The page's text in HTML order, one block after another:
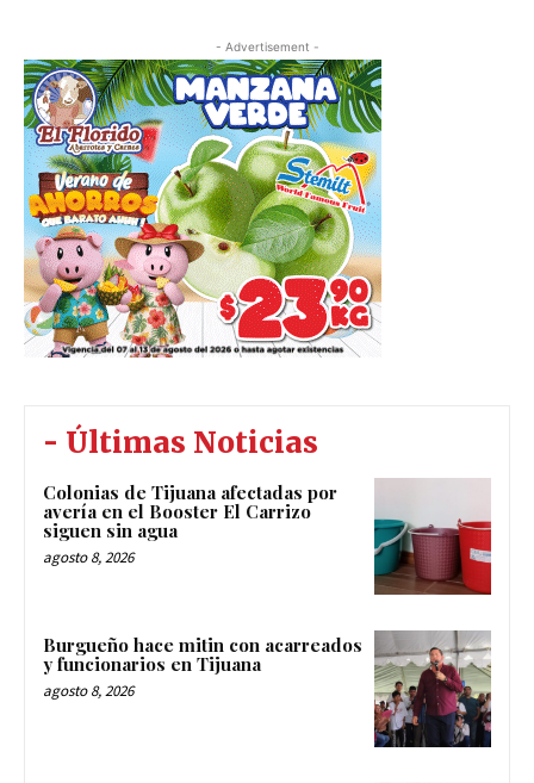
- Advertisement -
- Últimas Noticias
Colonias de Tijuana afectadas por
avería en el Booster El Carrizo
siguen sin agua
agosto 8, 2026
Burgueño hace mitin con acarreados
y funcionarios en Tijuana
agosto 8, 2026